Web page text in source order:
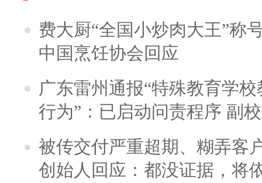
费大厨“全国小炒肉大王”称
中国烹饪协会回应
广东雷州通报“特殊教育学
行为”：已启动问责程序 副
被传交付严重超期、糊弄客
创始人回应：都没证据，将